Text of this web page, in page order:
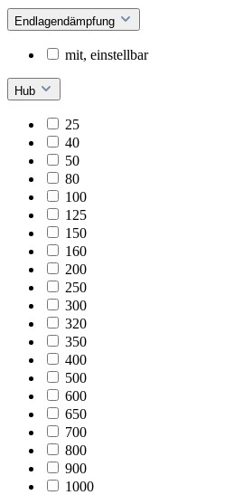
Endlagendämpfung
mit, einstellbar
Hub
25
40
50
80
100
125
150
160
200
250
300
320
350
400
500
600
650
700
800
900
1000